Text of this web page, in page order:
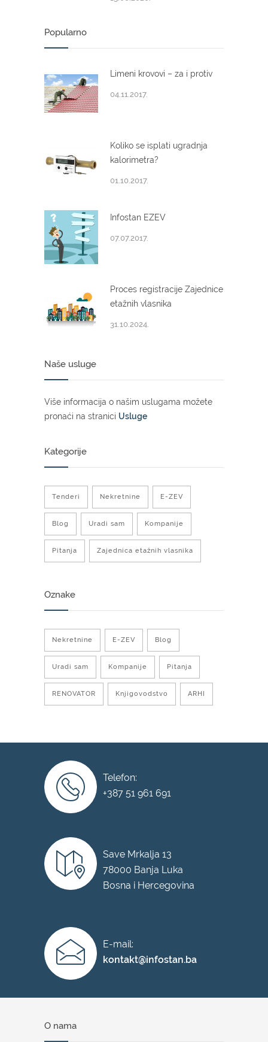
Popularno
Limeni krovovi – za i protiv
04.11.2017.
Koliko se isplati ugradnja
kalorimetra?
01.10.2017.
Infostan EZEV
07.07.2017.
Proces registracije Zajednice
etažnih vlasnika
31.10.2024.
Naše usluge
Više informacija o našim uslugama možete
pronaći na stranici Usluge
Kategorije
Tenderi Nekretnine E-ZEV
Blog Uradi sam Kompanije
Pitanja Zajednica etažnih vlasnika
Oznake
Nekretnine E-ZEV Blog
Uradi sam Kompanije Pitanja
RENOVATOR Knjigovodstvo ARHI
Telefon:
+387 51 961 691
Save Mrkalja 13
78000 Banja Luka
Bosna i Hercegovina
E-mail:
kontakt@infostan.ba
O nama